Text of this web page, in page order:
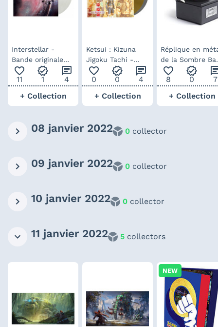
Interstellar -
Bande originale
vinyle
favorite_outline
11
verified
1
chat
4
+ Collection
Ketsui : Kizuna
Jigoku Tachi -
Bande originale
double vinyles
favorite_outline
0
verified
0
chat
4
+ Collection
Réplique en
de la Sombre
dans Pokémon
favorite_outline
8
verified
0
7
+ Collection
08 janvier 2022 0 collector
09 janvier 2022 0 collector
10 janvier 2022 0 collector
11 janvier 2022 5 collectors
NEW